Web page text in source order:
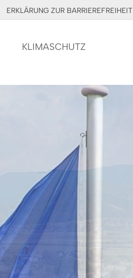
ERKLÄRUNG ZUR BARRIEREFREIHEIT
KLIMASCHUTZ